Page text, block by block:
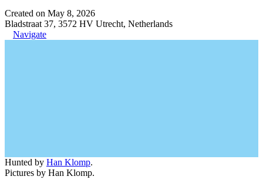
Created on May 8, 2026
Bladstraat 37, 3572 HV Utrecht, Netherlands
Navigate
Hunted by Han Klomp.
Pictures by Han Klomp.